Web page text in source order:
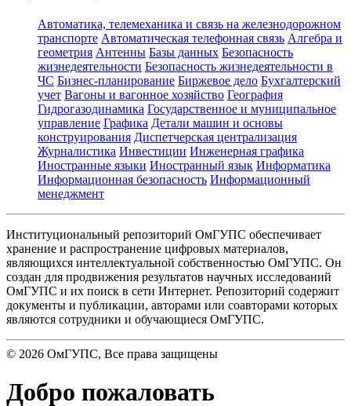
Автоматика, телемеханика и связь на железнодорожном
транспорте Автоматическая телефонная связь Алгебра и
геометрия Антенны Базы данных Безопасность
жизнедеятельности Безопасность жизнедеятельности в
ЧС Бизнес-планирование Биржевое дело Бухгалтерский
учет Вагоны и вагонное хозяйство География
Гидрогазодинамика Государственное и муниципальное
управление Графика Детали машин и основы
конструирования Диспетчерская централизация
Журналистика Инвестиции Инженерная графика
Иностранные языки Иностранный язык Информатика
Информационная безопасность Информационный
менеджмент
Институциональный репозиторий ОмГУПС обеспечивает
хранение и распространение цифровых материалов,
являющихся интеллектуальной собственностью ОмГУПС. Он
создан для продвижения результатов научных исследований
ОмГУПС и их поиск в сети Интернет. Репозиторий содержит
документы и публикации, авторами или соавторами которых
являются сотрудники и обучающиеся ОмГУПС.
© 2026 ОмГУПС, Все права защищены
Добро пожаловать